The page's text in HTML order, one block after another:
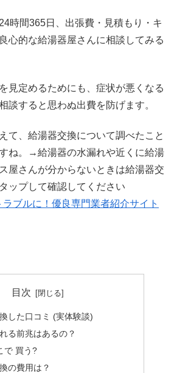
時間365日、出張費・見積もり・キ
心的な給湯器屋さんに相談してみる
見定めるためにも、症状が悪くなる
談すると思わぬ出費を防げます。
て、給湯器交換について調べたこと
ね。→給湯器の水漏れや近くに給湯
屋さんが分からないときは給湯器交
ップして確認してください
ラブルに！優良専門業者紹介サイト
目次
した口コミ (実体験談)
る前兆はあるの？
で 買う?
の費用は？